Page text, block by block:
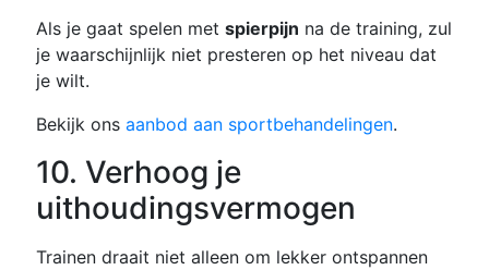
Als je gaat spelen met spierpijn na de training, zul
je waarschijnlijk niet presteren op het niveau dat
je wilt.
Bekijk ons aanbod aan sportbehandelingen.
10. Verhoog je
uithoudingsvermogen
Trainen draait niet alleen om lekker ontspannen